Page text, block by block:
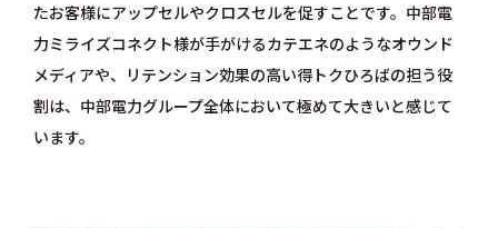
たお客様にアップセルやクロスセルを促すことです。中部電
力ミライズコネクト様が手がけるカテエネのようなオウンド
メディアや、リテンション効果の高い得トクひろばの担う役
割は、中部電力グループ全体において極めて大きいと感じて
います。